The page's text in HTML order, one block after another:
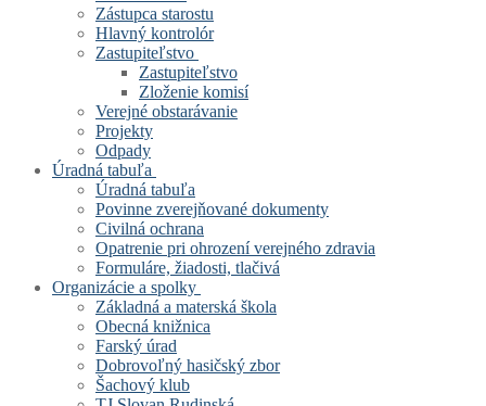
Zástupca starostu
Hlavný kontrolór
Zastupiteľstvo
Zastupiteľstvo
Zloženie komisí
Verejné obstarávanie
Projekty
Odpady
Úradná tabuľa
Úradná tabuľa
Povinne zverejňované dokumenty
Civilná ochrana
Opatrenie pri ohrození verejného zdravia
Formuláre, žiadosti, tlačivá
Organizácie a spolky
Základná a materská škola
Obecná knižnica
Farský úrad
Dobrovoľný hasičský zbor
Šachový klub